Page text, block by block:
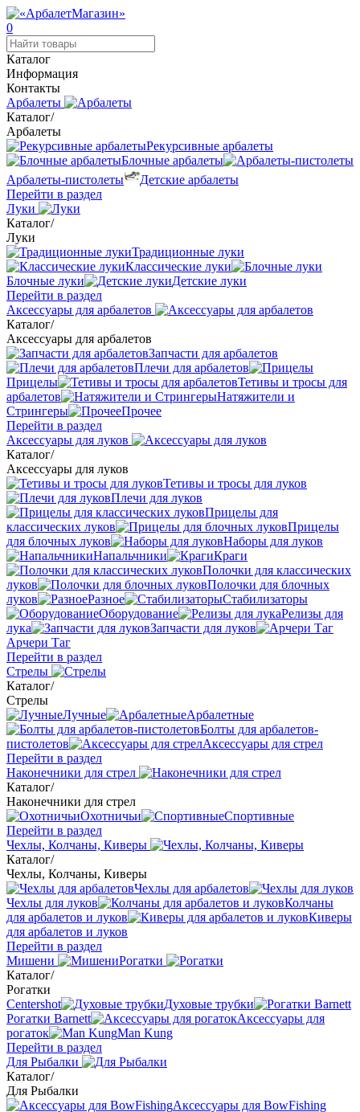
0
Каталог
Информация
Контакты
Арбалеты
Каталог/
Арбалеты
Рекурсивные арбалеты
Блочные арбалеты
Арбалеты-пистолеты
Детские арбалеты
Перейти в раздел
Луки
Каталог/
Луки
Традиционные луки
Классические луки
Блочные луки
Детские луки
Перейти в раздел
Аксессуары для арбалетов
Каталог/
Аксессуары для арбалетов
Запчасти для арбалетов
Плечи для арбалетов
Прицелы
Тетивы и тросы для
арбалетов
Натяжители и
Стрингеры
Прочее
Перейти в раздел
Аксессуары для луков
Каталог/
Аксессуары для луков
Тетивы и тросы для луков
Плечи для луков
Прицелы для
классических луков
Прицелы
для блочных луков
Наборы для луков
Напальчники
Краги
Полочки для классических
луков
Полочки для блочных
луков
Разное
Стабилизаторы
Оборудование
Релизы для
лука
Запчасти для луков
Арчери Таг
Перейти в раздел
Стрелы
Каталог/
Стрелы
Лучные
Арбалетные
Болты для арбалетов-
пистолетов
Аксессуары для стрел
Перейти в раздел
Наконечники для стрел
Каталог/
Наконечники для стрел
Охотничьи
Спортивные
Перейти в раздел
Чехлы, Колчаны, Киверы
Каталог/
Чехлы, Колчаны, Киверы
Чехлы для арбалетов
Чехлы для луков
Колчаны
для арбалетов и луков
Киверы
для арбалетов и луков
Перейти в раздел
Мишени
Рогатки
Каталог/
Рогатки
Centershot
Духовые трубки
Рогатки Barnett
Аксессуары для
рогаток
Man Kung
Перейти в раздел
Для Рыбалки
Каталог/
Для Рыбалки
Аксессуары для BowFishing